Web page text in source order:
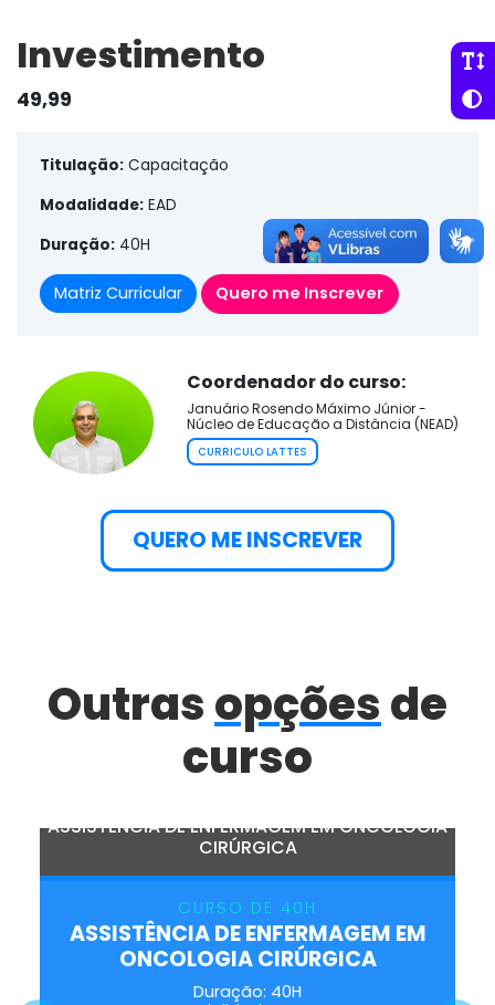
Investimento
49,99
Titulação:Capacitação
Modalidade:EAD
Duração:40H
Matriz Curricular Quero me Inscrever
Coordenador do curso:
Januário Rosendo Máximo Júnior -
Núcleo de Educação a Distância (NEAD)
CURRICULO LATTES
QUERO ME INSCREVER
Outrasopçõesde
curso
ASSISTÊNCIA DE ENFERMAGEM EM ONCOLOGIA
CIRÚRGICA
CURSO DE 40H
ASSISTÊNCIA DE ENFERMAGEM EM
ONCOLOGIA CIRÚRGICA
Duração: 40H